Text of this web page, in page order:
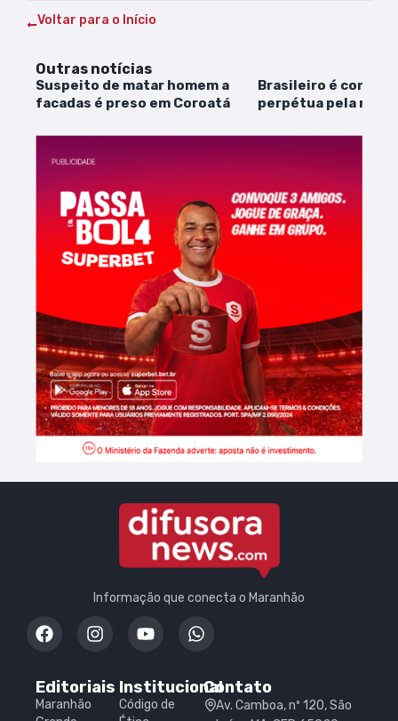
Voltar para o Início
Outras notícias
Suspeito de matar homem a
facadas é preso em Coroatá
Brasileiro é
perpétua pela
Informação que conecta o Maranhão
Editoriais
Maranhão
Institucional
Código de
Contato
Av. Camboa, nº 120, São